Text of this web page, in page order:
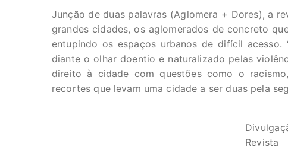
Junção de duas palavras (Aglomera + Dores), a
grandes cidades, os aglomerados de concreto
entupindo os espaços urbanos de difícil
diante o olhar doentio e naturalizado pelas
direito à cidade com questões como o
recortes que levam uma cidade a ser duas pela
Revista